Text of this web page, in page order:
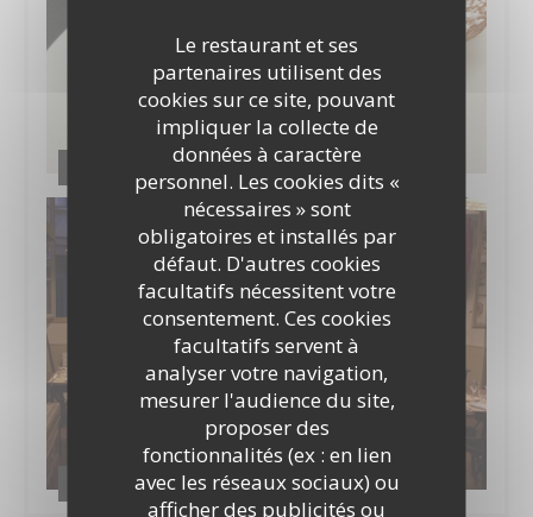
Le restaurant et ses
partenaires utilisent des
cookies sur ce site, pouvant
impliquer la collecte de
données à caractère
personnel. Les cookies dits «
nécessaires » sont
obligatoires et installés par
défaut. D'autres cookies
facultatifs nécessitent votre
consentement. Ces cookies
facultatifs servent à
analyser votre navigation,
mesurer l'audience du site,
proposer des
fonctionnalités (ex : en lien
avec les réseaux sociaux) ou
afficher des publicités ou
Le bistrot de l'etoile